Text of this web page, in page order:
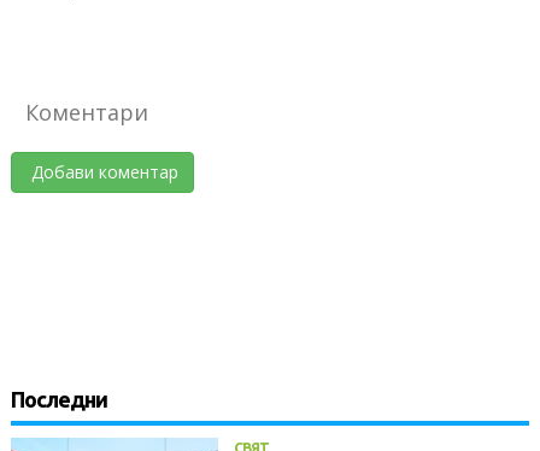
Коментари
Добави коментар
Последни